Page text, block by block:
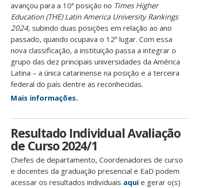
avançou para a 10ª posição no Times Higher
Education (THE) Latin America University Rankings
2024, subindo duas posições em relação ao ano
passado, quando ocupava o 12º lugar. Com essa
nova classificação, a instituição passa a integrar o
grupo das dez principais universidades da América
Latina – a única catarinense na posição e a terceira
federal do país dentre as reconhecidas.
Mais informações.
Resultado Individual Avaliação
de Curso 2024/1
Chefes de departamento, Coordenadores de curso
e docentes da graduação presencial e EaD podem
acessar os resultados individuais aqui e gerar o(s)